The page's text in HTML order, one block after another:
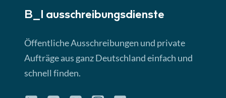
Lektion 3
► 4:31 Min
B_I ausschreibungs­dienste
Öffentliche Ausschreibungen und private
Aufträge aus ganz Deutschland einfach und
schnell finden.